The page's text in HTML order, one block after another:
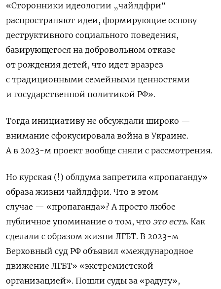
«Сторонники идеологии „чайлдфри“
распространяют идеи, формирующие основу
деструктивного социального поведения,
базирующегося на добровольном отказе
от рождения детей, что идет вразрез
с традиционными семейными ценностями
и государственной политикой РФ».
Тогда инициативу не обсуждали широко —
внимание сфокусировала война в Украине.
А в 2023-м проект вообще сняли с рассмотрения.
Но курская (!) облдума запретила «пропаганду»
образа жизни чайлдфри. Что в этом
случае — «пропаганда»? А просто любое
публичное упоминание о том, что это есть. Как
сделали с образом жизни ЛГБТ. В 2023-м
Верховный суд РФ объявил «международное
движение ЛГБТ» «экстремистской
организацией». Пошли суды за «радугу»,